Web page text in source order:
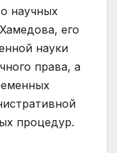
научных
его
науки
права, а
процедур.